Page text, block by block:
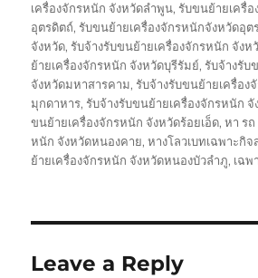
เครื่องจักรหนัก จังหวัดลำพูน,รับขนย้ายเครื่
อุตรดิตถ์,รับขนย้ายเครื่องจักรหนักจังหวัดอุต
จังหวัด,รับจ้างรับขนย้ายเครื่องจักรหนัก จังห
ย้ายเครื่องจักรหนัก จังหวัดบุรีรัมย์,รับจ้างรับ
จังหวัดมหาสารคาม,รับจ้างรับขนย้ายเครื่อง
มุกดาหาร,รับจ้างรับขนย้ายเครื่องจักรหนัก จั
ขนย้ายเครื่องจักรหนัก จังหวัดร้อยเอ็ด,หา ร
หนัก จังหวัดหนองคาย,หางโลวเบทเฉพาะกิ
ย้ายเครื่องจักรหนัก จังหวัดหนองบัวลำภู, เฉ
Leave a Reply